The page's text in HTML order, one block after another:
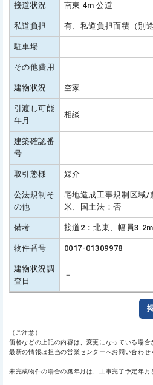
接道状況 南東 4m 公道
私道負担 有、私道負担面積（別
駐車場
その他費用
建物状況 空家
引渡し可能
年月
相談
建築確認番
号
取引態様 媒介
公法規制そ
の他
宅地造成工事規制区域/
米、国土法：否
備考 接道2：北東、幅員3.2m
物件番号 0017-01309978
建物状況調
査日
－
（ご注意）
価格などの上記の内容は、変更になっている場合
最新の情報は担当の営業センターへお問い合わせ
未完成物件の場合の築年月は、工事完了予定年月